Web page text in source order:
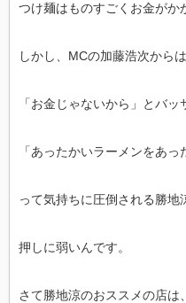
つけ麺はものすごくお金がか
しかし、MCの加藤浩次からは
「お金じゃないから」とバッ
「あったかいラーメンをあっ
って気持ちに圧倒される勝地
押しに弱いんです。
さて勝地涼のおススメの店は、